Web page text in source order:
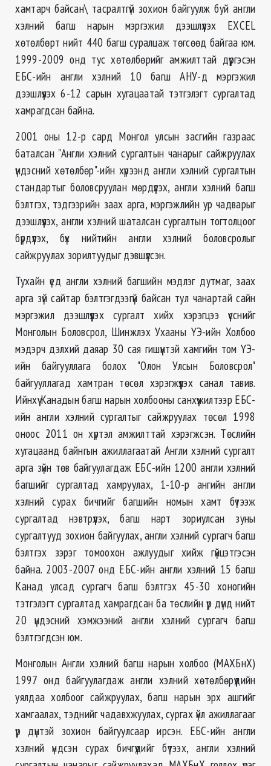
хамтарч байсан\ тасралтгүй зохион байгуулж буй англи
хэлний багш нарын мэргэжил дээшлүүлэх EXCEL
хөтөлбөрт нийт 440 багш суралцаж төгсөөд байгаа юм.
1999-2009 онд тус хөтөлбөрийг амжилттай дүүргэсэн
ЕБС-ийн англи хэлний 10 багш АНУ-д мэргэжил
дээшлүүлэх 6-12 сарын хугацаатай тэтгэлэгт сургалтад
хамрагдсан байна.
2001 оны 12-р сард Монгол улсын засгийн газраас
баталсан "Англи хэлний сургалтын чанарыг сайжруулах
үндэсний хөтөлбөр"-ийн хүрээнд англи хэлний сургалтын
стандартыг боловсруулан мөрдүүлэх, англи хэлний багш
бэлтгэх, тэдгээрийн заах арга, мэргэжлийн ур чадварыг
дээшлүүлэх, англи хэлний шаталсан сургалтын тогтолцоог
бүрдүүлэх, бүх нийтийн англи хэлний боловсролыг
сайжруулах зорилтуудыг дэвшүүлсэн.
Тухайн үед англи хэлний багшийн мэдлэг дутмаг, заах
арга зүй сайтар бэлтгэгдээгүй байсан тул чанартай сайн
мэргэжил дээшлүүлэх сургалт хийх хэрэгцээ үүсснийг
Монголын Боловсрол, Шинжлэх Ухааны ҮЭ-ийн Холбоо
мэдэрч дэлхий даяар 30 сая гишүүнтэй хамгийн том ҮЭ-
ийн байгууллага болох "Олон Улсын Боловсрол"
байгууллагад хамтран төсөл хэрэгжүүлэх санал тавив.
Ийнхүү Канадын багш нарын холбооны санхүүжилтээр ЕБС-
ийн англи хэлний сургалтыг сайжруулах төсөл 1998
оноос 2011 он хүртэл амжилттай хэрэгжсэн. Төслийн
хугацаанд байнгын ажиллагаатай Англи хэлний сургалт
арга зүйн төв байгуулагдаж ЕБС-ийн 1200 англи хэлний
багшийг сургалтад хамруулах, 1-10-р ангийн англи
хэлний сурах бичгийг багшийн номын хамт бүтээж
сургалтад нэвтрүүлэх, багш нарт зориулсан зуны
сургалтууд зохион байгуулах, англи хэлний сургагч багш
бэлтгэх зэрэг томоохон ажлуудыг хийж гүйцэтгэсэн
байна. 2003-2007 онд ЕБС-ийн англи хэлний 15 багш
Канад улсад сургагч багш бэлтгэх 45-30 хоногийн
тэтгэлэгт сургалтад хамрагдсан ба төслийн үр дүнд нийт
20 үндэсний хэмжээний англи хэлний сургагч багш
бэлтгэгдсэн юм.
Монголын Англи хэлний багш нарын холбоо (МАХБнХ)
1997 онд байгуулагдаж англи хэлний хөтөлбөрүүдийн
уялдаа холбоог сайжруулах, багш нарын эрх ашгийг
хамгаалах, тэднийг чадавхжуулах, сургах үйл ажиллагааг
үр дүнтэй зохион байгуулсаар ирсэн. ЕБС-ийн англи
хэлний үндсэн сурах бичгүүдийг бүтээх, англи хэлний